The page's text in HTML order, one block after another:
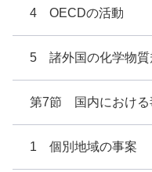
4 OECDの活動
5 諸外国の化学物質
第7節 国内における
1 個別地域の事案